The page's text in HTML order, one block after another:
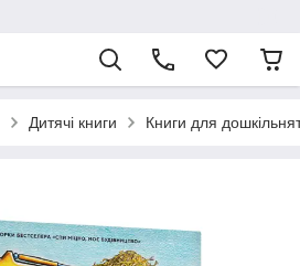
Дитячі книги Книги для